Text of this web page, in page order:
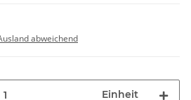
abweichend
Einheit